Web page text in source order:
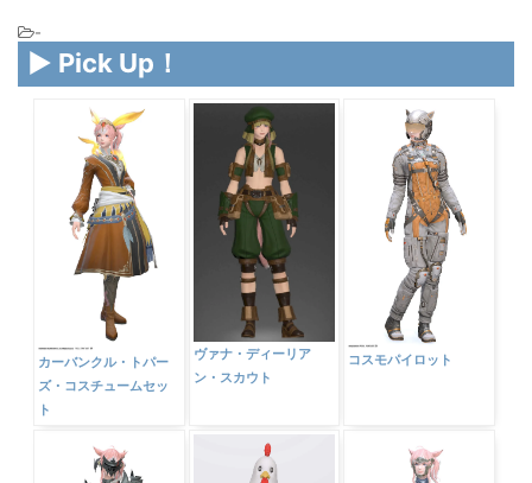
-
▶ Pick Up！
カーバンクル・トパー
ズ・コスチュームセッ
ト
ヴァナ・ディーリア
ン・スカウト
コスモパイロット